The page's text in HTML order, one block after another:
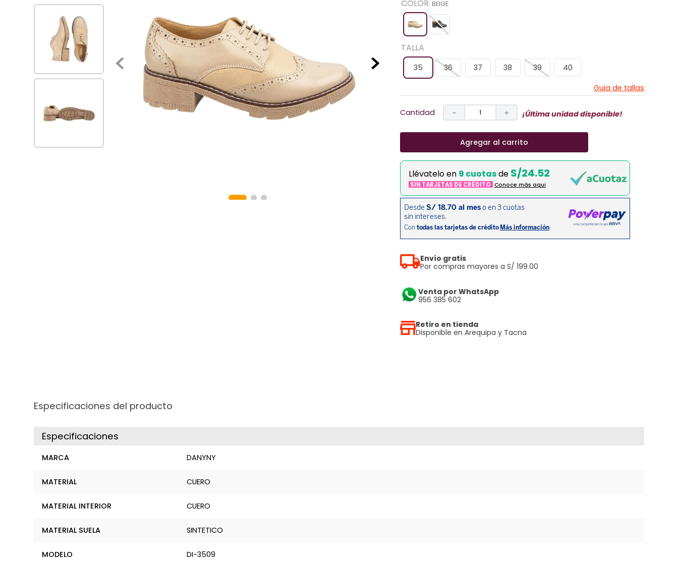
COLOR: BEIGE
TALLA
35 36 37 38 39
40
Guia de tallas
Cantidad ＋
－ ¡Última unidad disponible!
Agregar al carrito
Llévatelo en 9 cuotasde S/24.52
SIN TARJETAS DE CRÉDITO Conoce más aqui
Envío gratis
Por compras mayores a S/ 199.00
Venta por WhatsApp
956 385 602
Retiro en tienda
Disponible en Arequipa y Tacna
Especificaciones del producto
Especificaciones
MARCA DANYNY
MATERIAL CUERO
MATERIAL INTERIOR CUERO
MATERIAL SUELA SINTETICO
MODELO DI-3509
zapato negro mujer
zapatos mujer
ballerinas